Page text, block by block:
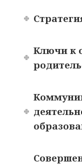
Ключи к